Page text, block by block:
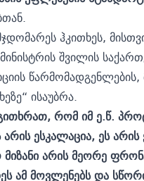
ჰკითხეს,
შვილის
ისაუბრა.
რომ იმ ე.წ.
ესკალაცია, ეს
არის მეორე
ამ მოვლენებს და სწორი